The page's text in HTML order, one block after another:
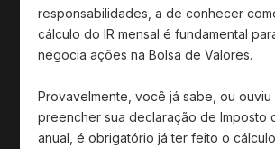
responsabilidades, a de conhecer
cálculo do IR mensal é fundamental
negocia ações na Bolsa de Valores.
Provavelmente, você já sabe, ou ouviu
preencher sua declaração de Imposto
anual, é obrigatório já ter feito o